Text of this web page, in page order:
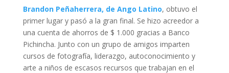
Brandon Peñaherrera, de Ango Latino, obtuvo el
primer lugar y pasó a la gran final. Se hizo acreedor a
una cuenta de ahorros de $ 1.000 gracias a Banco
Pichincha. Junto con un grupo de amigos imparten
cursos de fotografía, liderazgo, autoconocimiento y
arte a niños de escasos recursos que trabajan en el